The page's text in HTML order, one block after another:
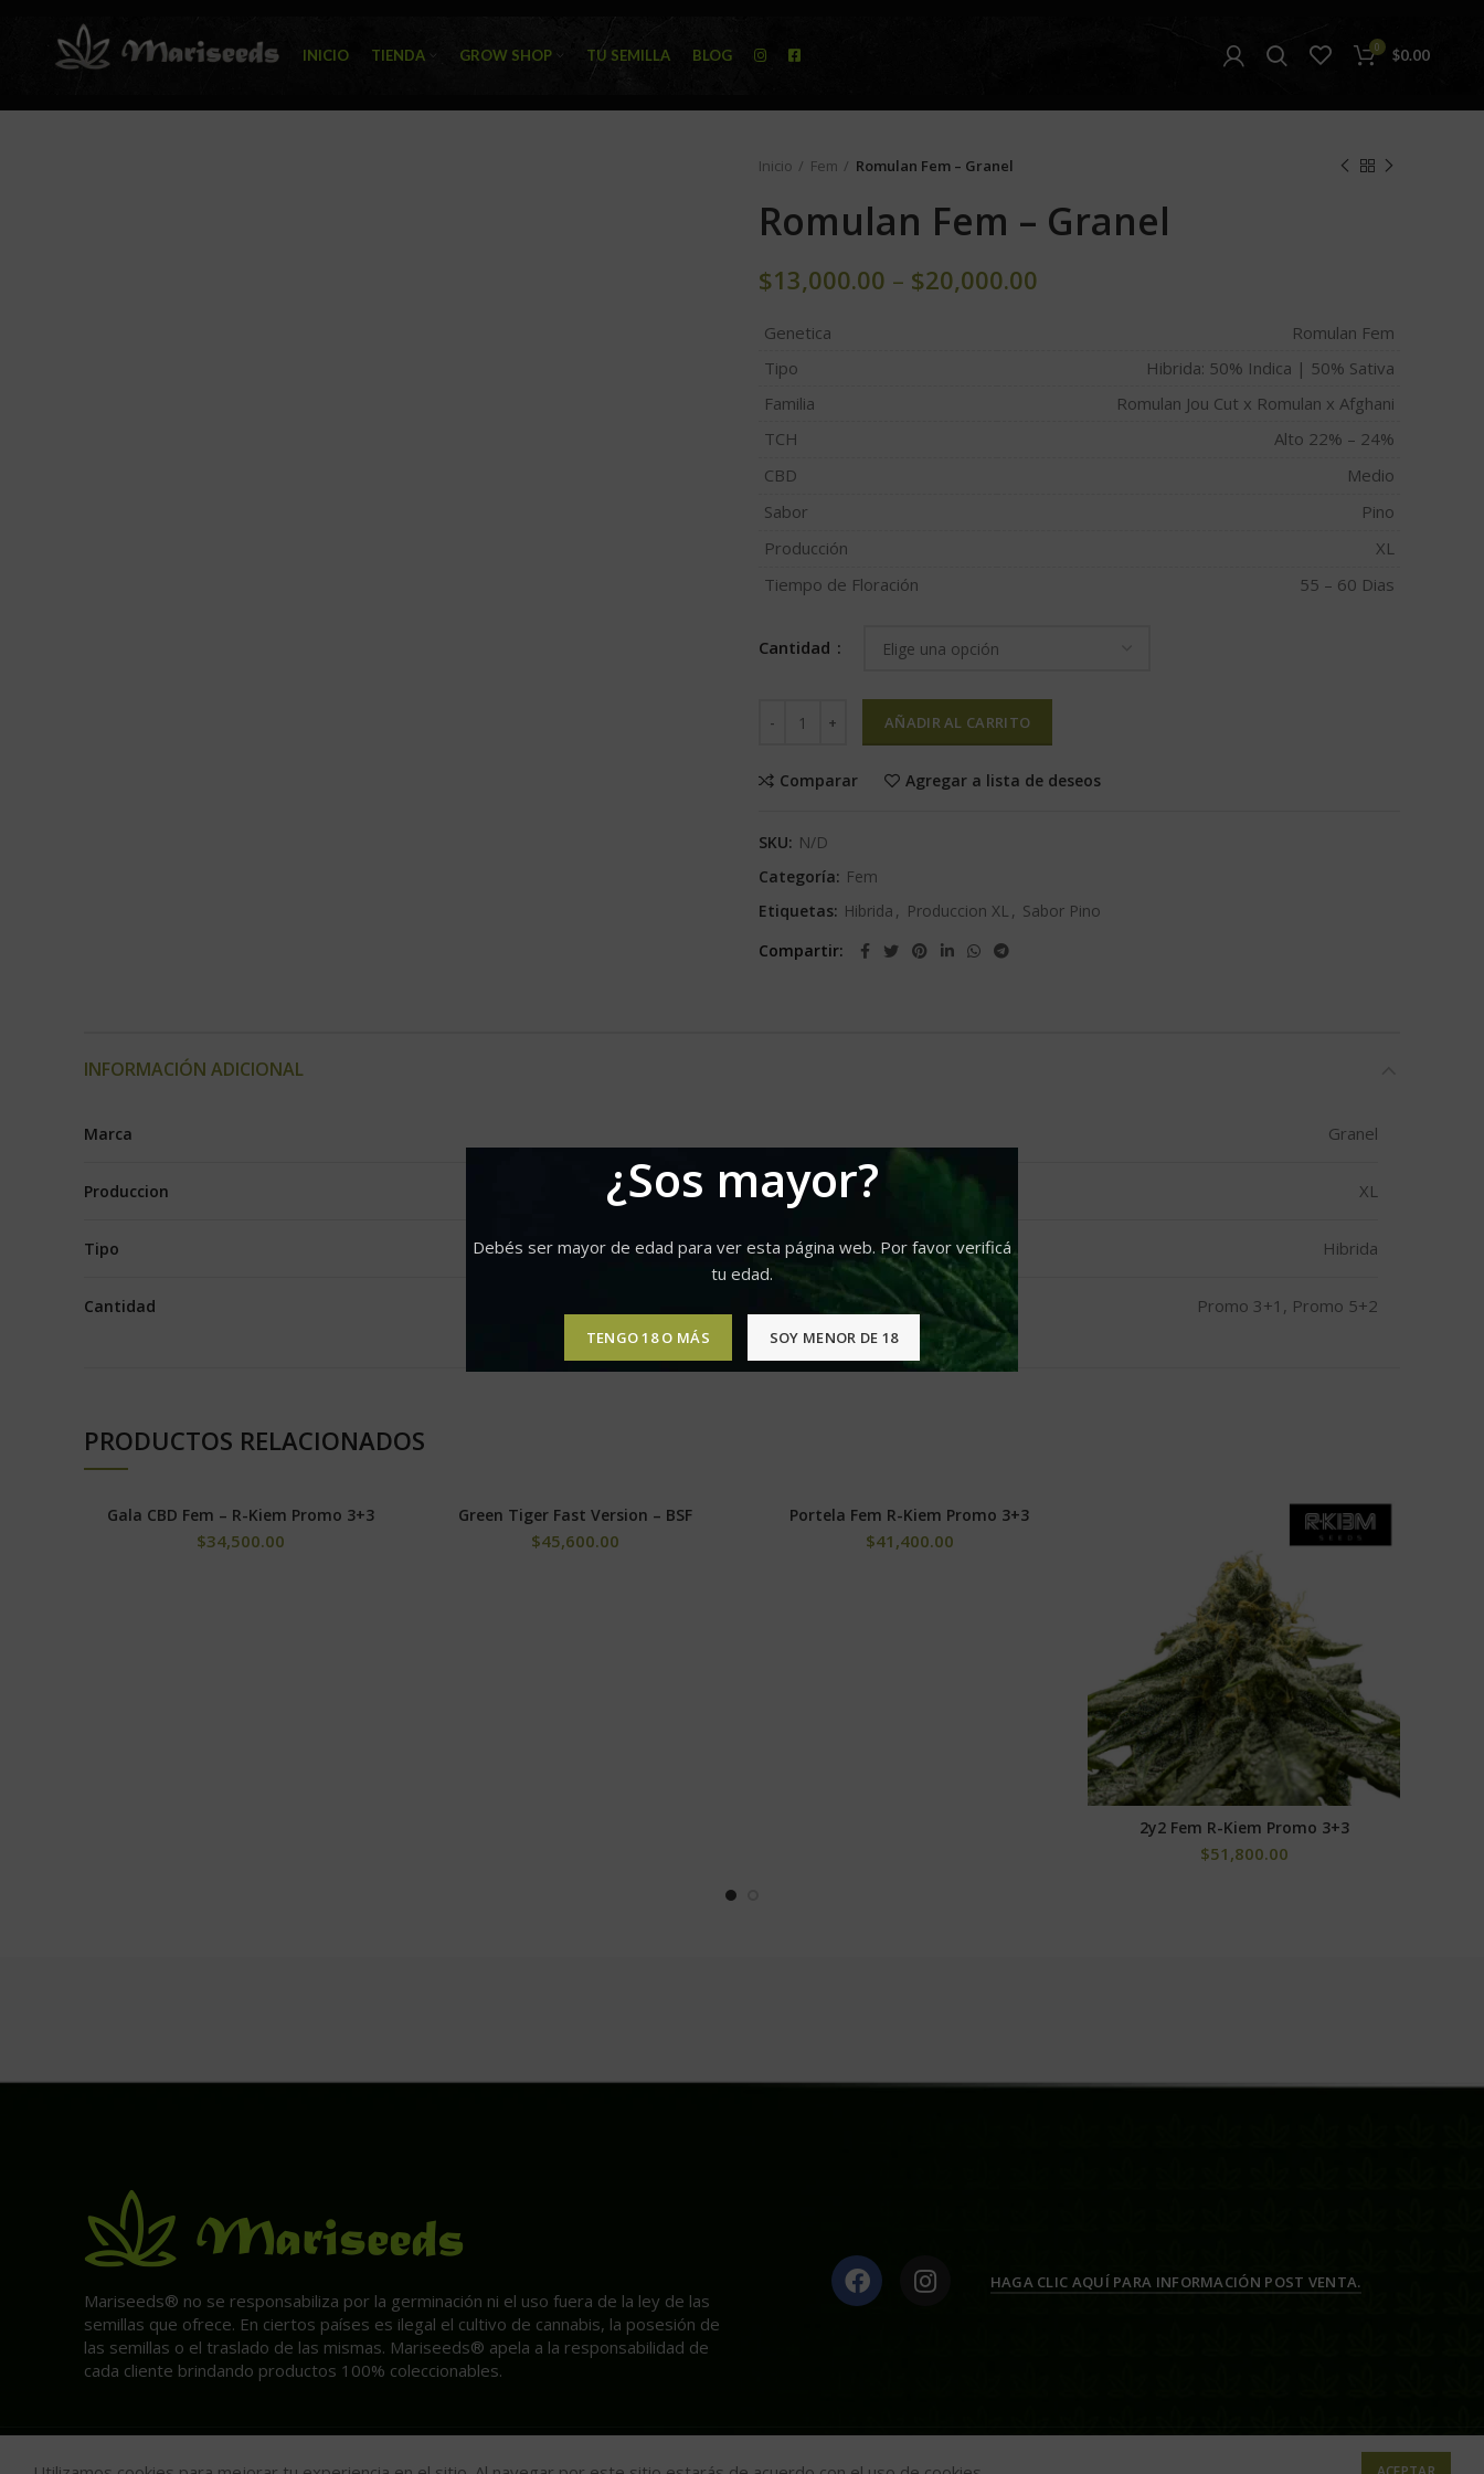
¿Sos mayor?
Debés ser mayor de edad para ver esta página web. Por favor verificá
tu edad.
TENGO 18 O MÁS SOY MENOR DE 18
INICIO TIENDA GROW SHOP TU SEMILLA BLOG 0 $0.00
Inicio Fem Romulan Fem – Granel
Romulan Fem – Granel
$13,000.00 – $20,000.00
Genetica
Romulan Fem
Tipo
Hibrida: 50% Indica | 50% Sativa
Familia
Romulan Jou Cut x Romulan x Afghani
TCH
Alto 22% – 24%
CBD
Medio
Sabor
Pino
Producción
XL
Tiempo de Floración
55 – 60 Dias
Cantidad
AÑADIR AL CARRITO
Comparar Agregar a lista de deseos
SKU: N/D
Categoría: Fem
Etiquetas: Hibrida , Produccion XL , Sabor Pino
Compartir
INFORMACIÓN ADICIONAL
Marca Granel
Produccion XL
Tipo Hibrida
Cantidad Promo 3+1, Promo 5+2
PRODUCTOS RELACIONADOS
SELECCIONAR OPCIONES
Gala CBD Fem – R-Kiem Promo 3+3
$34,500.00
SELECCIONAR OPCIONES
Green Tiger Fast Version – BSF
$45,600.00
SELECCIONAR OPCIONES
Portela Fem R-Kiem Promo 3+3
$41,400.00
SELECCIONAR OPCIONES
2y2 Fem R-Kiem Promo 3+3
$51,800.00
Mariseeds® no se responsabiliza por la germinación ni el uso fuera de la ley de las
semillas que ofrece. En ciertos países es ilegal el cultivo de cannabis, la posesión de
las semillas o el traslado de las mismas. Mariseeds® apela a la responsabilidad de
cada cliente brindando productos 100% coleccionables.
HAGA CLIC AQUÍ PARA INFORMACIÓN POST VENTA.